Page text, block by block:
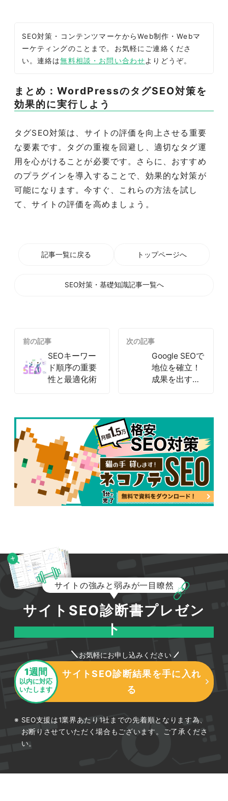
SEO対策・コンテンツマーケからWeb制作・Webマ
ーケティングのことまで。お気軽にご連絡くださ
い。連絡は無料相談・お問い合わせよりどうぞ。
まとめ：WordPressのタグSEO対策を
効果的に実行しよう
タグSEO対策は、サイトの評価を向上させる重要
な要素です。タグの重複を回避し、適切なタグ運
用を心がけることが必要です。さらに、おすすめ
のプラグインを導入することで、効果的な対策が
可能になります。今すぐ、これらの方法を試し
て、サイトの評価を高めましょう。
記事一覧に戻る トップページへ
SEO対策・基礎知識記事一覧へ
前の記事
SEOキーワー
ド順序の重要
性と最適化術
次の記事
Google SEOで
地位を確立！
成果を出すた
サイトの強みと弱みが一目瞭然
サイトSEO診断書プレゼン
ト
お気軽にお申し込みください
1週間
以内に対応
いたします
サイトSEO診断結果を手に入れ
る
SEO支援は1業界あたり1社までの先着順となります為、
お断りさせていただく場合もございます。ご了承くださ
い。